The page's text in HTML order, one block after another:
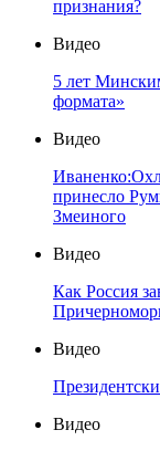
признания?
Видео
5 лет
формата»
Видео
принесло
Змеиного
Видео
Как Россия
Видео
Видео